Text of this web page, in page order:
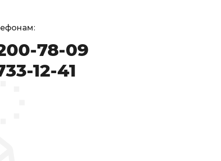
78-09
12-41